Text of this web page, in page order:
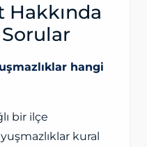
Hakkında
Sorular
hangi
bir ilçe
kural